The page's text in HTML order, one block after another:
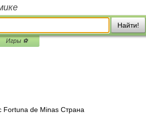
Найти!
Игры ⚽
de Minas Страна